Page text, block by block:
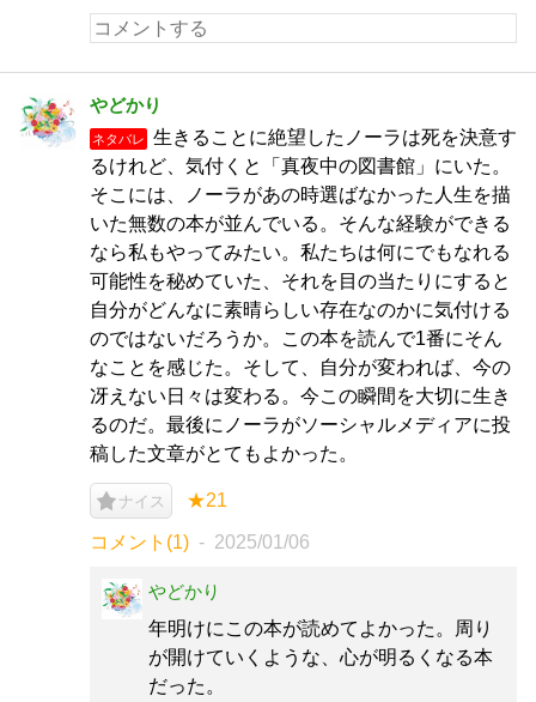
やどかり
ネタバレ
生きることに絶望したノーラは死を決意す
るけれど、気付くと「真夜中の図書館」にいた。
そこには、ノーラがあの時選ばなかった人生を描
いた無数の本が並んでいる。そんな経験ができる
なら私もやってみたい。私たちは何にでもなれる
可能性を秘めていた、それを目の当たりにすると
自分がどんなに素晴らしい存在なのかに気付ける
のではないだろうか。この本を読んで1番にそん
なことを感じた。そして、自分が変われば、今の
冴えない日々は変わる。今この瞬間を大切に生き
るのだ。最後にノーラがソーシャルメディアに投
稿した文章がとてもよかった。
ナイス ★21
コメント(1) 2025/01/06
やどかり
年明けにこの本が読めてよかった。周り
が開けていくような、心が明るくなる本
だった。